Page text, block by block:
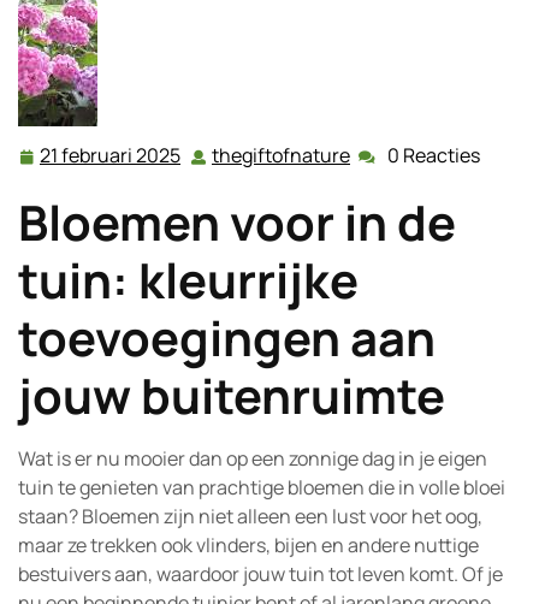
21 februari 2025 21
2025
thegiftofnature thegiftofnature
0 Reacties
Bloemen voor in de
tuin: kleurrijke
toevoegingen aan
jouw buitenruimte
Wat is er nu mooier dan op een zonnige dag in je eigen
tuin te genieten van prachtige bloemen die in volle bloei
staan? Bloemen zijn niet alleen een lust voor het oog,
maar ze trekken ook vlinders, bijen en andere nuttige
bestuivers aan, waardoor jouw tuin tot leven komt. Of je